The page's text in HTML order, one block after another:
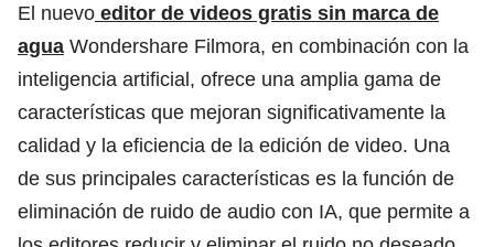
El nuevo editor de videos gratis sin marca de
agua Wondershare Filmora, en combinación con la
inteligencia artificial, ofrece una amplia gama de
características que mejoran significativamente la
calidad y la eficiencia de la edición de video. Una
de sus principales características es la función de
eliminación de ruido de audio con IA, que permite a